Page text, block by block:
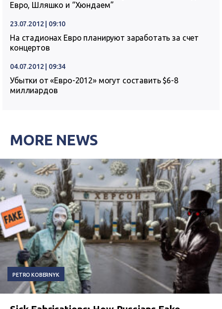
Евро, Шляшко и “Хюндаем”
23.07.2012 | 09:10
На стадионах Евро планируют заработать за счет
концертов
04.07.2012 | 09:34
Убытки от «Евро-2012» могут составить $6-8
миллиардов
MORE NEWS
PETRO KOBERNYK